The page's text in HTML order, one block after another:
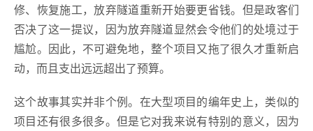
修、恢复施工，放弃隧道重新开始要更省钱。但是政客们
否决了这一提议，因为放弃隧道显然会令他们的处境过于
尴尬。因此，不可避免地，整个项目又拖了很久才重新启
动，而且支出远远超出了预算。
这个故事其实并非个例。在大型项目的编年史上，类似的
项目还有很多很多。但是它对我来说有特别的意义，因为